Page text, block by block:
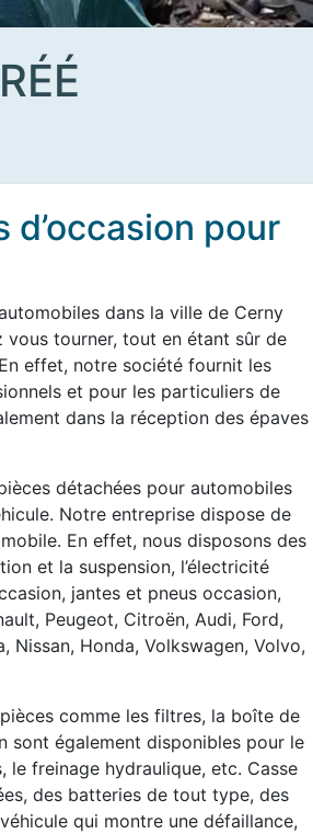
pour
dans la ville de Cerny
tourner, tout en étant sûr de
effet, notre société fournit les
et pour les particuliers de
dans la réception des épaves
détachées pour automobiles
Notre entreprise dispose de
En effet, nous disposons des
et la suspension, l’électricité
jantes et pneus occasion,
Peugeot, Citroën, Audi, Ford,
Nissan, Honda, Volkswagen, Volvo,
comme les filtres, la boîte de
sont également disponibles pour le
le freinage hydraulique, etc. Casse
des batteries de tout type, des
qui montre une défaillance,